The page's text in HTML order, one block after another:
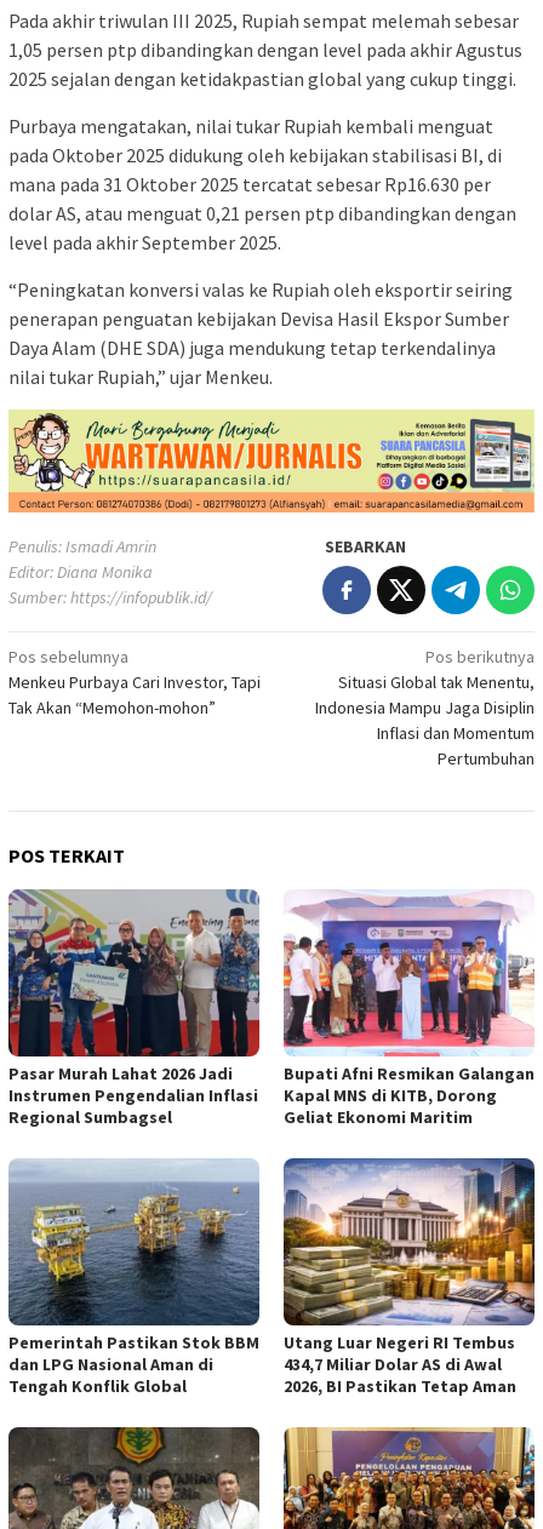
Pada akhir triwulan III 2025, Rupiah sempat melemah sebesar
1,05 persen ptp dibandingkan dengan level pada akhir Agustus
2025 sejalan dengan ketidakpastian global yang cukup tinggi.
Purbaya mengatakan, nilai tukar Rupiah kembali menguat
pada Oktober 2025 didukung oleh kebijakan stabilisasi BI, di
mana pada 31 Oktober 2025 tercatat sebesar Rp16.630 per
dolar AS, atau menguat 0,21 persen ptp dibandingkan dengan
level pada akhir September 2025.
“Peningkatan konversi valas ke Rupiah oleh eksportir seiring
penerapan penguatan kebijakan Devisa Hasil Ekspor Sumber
Daya Alam (DHE SDA) juga mendukung tetap terkendalinya
nilai tukar Rupiah,” ujar Menkeu.
Penulis: Ismadi Amrin
Editor: Diana Monika
Sumber:https://infopublik.id/
SEBARKAN
Navigasi
pos
Pos sebelumnya
Menkeu Purbaya Cari Investor, Tapi
Tak Akan “Memohon-mohon”
Pos berikutnya
Situasi Global tak Menentu,
Indonesia Mampu Jaga Disiplin
Inflasi dan Momentum
Pertumbuhan
POS TERKAIT
Pasar Murah Lahat 2026 Jadi
Instrumen Pengendalian Inflasi
Regional Sumbagsel
Bupati Afni Resmikan Galangan
Kapal MNS di KITB, Dorong
Geliat Ekonomi Maritim
Pemerintah Pastikan Stok BBM
dan LPG Nasional Aman di
Tengah Konflik Global
Utang Luar Negeri RI Tembus
434,7 Miliar Dolar AS di Awal
2026, BI Pastikan Tetap Aman